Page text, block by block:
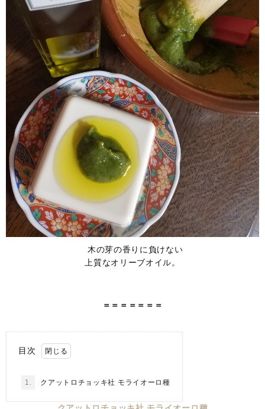
木の芽の香りに負けない
上質なオリーブオイル。
＝＝＝＝＝＝＝
目次
1. クアットロチョッキ社 モライオーロ種